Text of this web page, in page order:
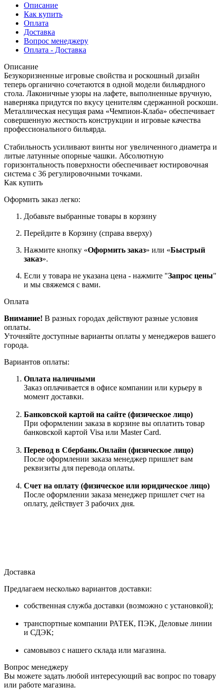
Описание
Как купить
Оплата
Доставка
Вопрос менеджеру
Оплата - Доставка
Описание
Безукоризненные игровые свойства и роскошный дизайн
теперь органично сочетаются в одной модели бильярдного
стола. Лаконичные узоры на лафете, выполненные вручную,
наверняка придутся по вкусу ценителям сдержанной роскоши.
Металлическая несущая рама «Чемпион-Клаба» обеспечивает
совершенную жесткость конструкции и игровые качества
профессионального бильярда.
Стабильность усиливают винты ног увеличенного диаметра и
литые латунные опорные чашки. Абсолютную
горизонтальность поверхности обеспечивает юстировочная
система с 36 регулировочными точками.
Как купить
Оформить заказ легко:
Добавьте выбранные товары в корзину
Перейдите в Корзину (справа вверху)
Нажмите кнопку «Оформить заказ» или «Быстрый
заказ».
Если у товара не указана цена - нажмите "Запрос цены"
и мы свяжемся с вами.
Оплата
Внимание! В разных городах действуют разные условия
оплаты.
Уточняйте доступные варианты оплаты у менеджеров вашего
города.
Вариантов оплаты:
Оплата наличными
Заказ оплачивается в офисе компании или курьеру в
момент доставки.
Банковской картой на сайте (физическое лицо)
При оформлении заказа в корзине вы оплатить товар
банковской картой Visa или Master Card.
Перевод в Сбербанк.Онлайн (физическое лицо)
После оформлении заказа менеджер пришлет вам
реквизиты для перевода оплаты.
Счет на оплату (физическое или юридическое лицо)
После оформлении заказа менеджер пришлет счет на
оплату, действует 3 рабочих дня.
Доставка
Предлагаем несколько вариантов доставки:
собственная служба доставки (возможно с установкой);
транспортные компании РАТЕК, ПЭК, Деловые линии
и СДЭК;
самовывоз с нашего склада или магазина.
Вопрос менеджеру
Вы можете задать любой интересующий вас вопрос по товару
или работе магазина.